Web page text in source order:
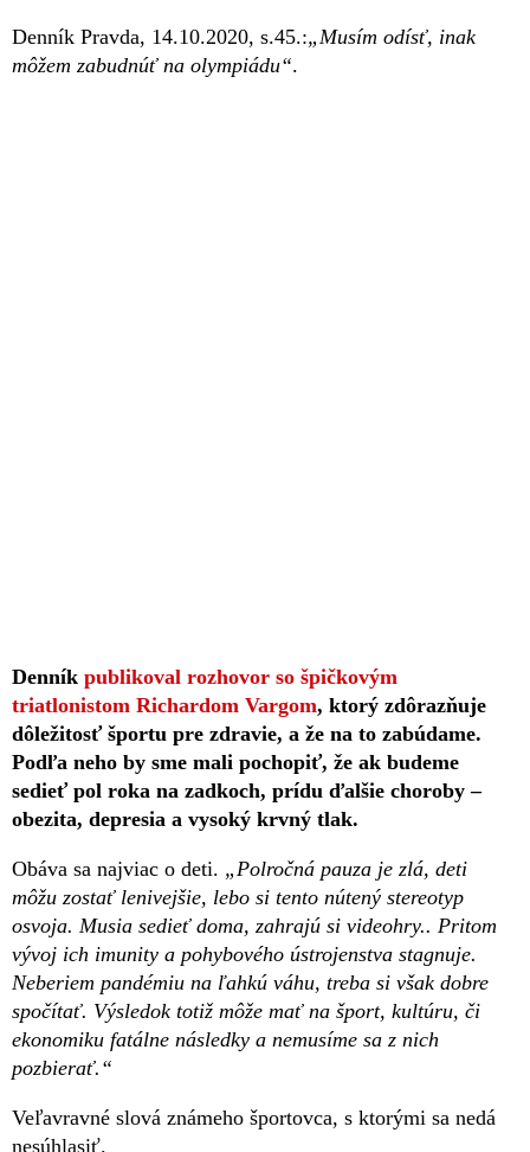
Denník Pravda, 14.10.2020, s.45.:„Musím odísť, inak
môžem zabudnúť na olympiádu“.
Denník publikoval rozhovor so špičkovým
triatlonistom Richardom Vargom, ktorý zdôrazňuje
dôležitosť športu pre zdravie, a že na to zabúdame.
Podľa neho by sme mali pochopiť, že ak budeme
sedieť pol roka na zadkoch, prídu ďalšie choroby –
obezita, depresia a vysoký krvný tlak.
Obáva sa najviac o deti. „Polročná pauza je zlá, deti
môžu zostať lenivejšie, lebo si tento nútený stereotyp
osvoja. Musia sedieť doma, zahrajú si videohry.. Pritom
vývoj ich imunity a pohybového ústrojenstva stagnuje.
Neberiem pandémiu na ľahkú váhu, treba si však dobre
spočítať. Výsledok totiž môže mať na šport, kultúru, či
ekonomiku fatálne následky a nemusíme sa z nich
pozbierať.“
Veľavravné slová známeho športovca, s ktorými sa nedá
nesúhlasiť.